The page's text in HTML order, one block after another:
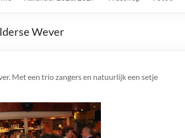
Wever
Met een trio zangers en natuurlijk een setje